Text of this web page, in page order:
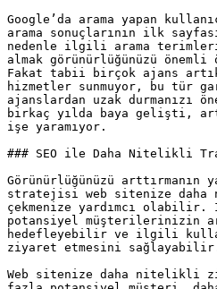
Google’da arama yapan
arama sonuçlarının ilk
nedenle ilgili arama
almak görünürlüğünüzü
Fakat tabii birçok ajans
hizmetler sunmuyor, bu tür
ajanslardan uzak durmanızı
birkaç yılda baya gelişti,
işe yaramıyor.
### SEO ile Daha Nitelikli
Görünürlüğünüzü arttırmanın
stratejisi web sitenize
çekmenize yardımcı olabilir.
potansiyel müşterilerinizin
hedefleyebilir ve ilgili
ziyaret etmesini
Web sitenize daha nitelikli